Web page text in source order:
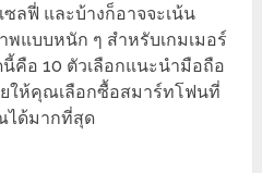
ลฟี่ และบ้างก็อาจจะเน้น
พแบบหนัก ๆ สำหรับเกมเมอร์
คือ 10 ตัวเลือกแนะนำมือถือ
ยให้คุณเลือกซื้อสมาร์ทโฟนที่
ได้มากที่สุด